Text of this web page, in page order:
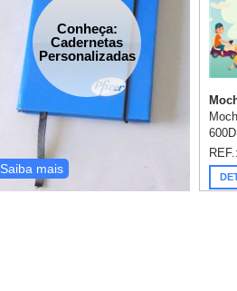
Conheça:
Cadernetas
Personalizadas
Saiba mais
180